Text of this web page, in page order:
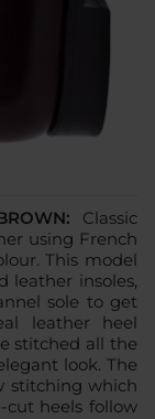
Classic
using French
This model
leather insoles,
sole to get
leather heel
stitched all the
look. The
stitching which
cut heels follow